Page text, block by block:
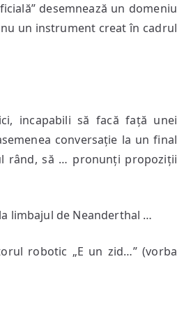
desemnează un domeniu
nu un instrument creat în cadrul
incapabili să facă față unei
conversație la un final
rând, să … pronunți propoziții
limbajul de Neanderthal …
robotic „E un zid…” (vorba